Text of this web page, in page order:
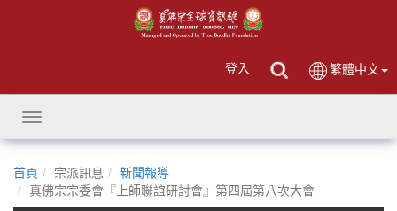
登入 繁體中文
Toggle
navigation
首頁 宗派訊息
新聞報導
真佛宗宗委會『上師聯誼研討會』第四屆第八次大會